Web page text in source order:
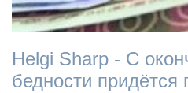
Helgi Sharp - С
бедности придётся